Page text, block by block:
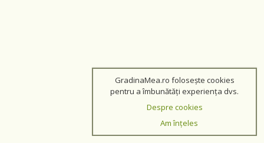
GradinaMea.ro folosește cookies
pentru a îmbunătăți experiența dvs.
Despre cookies
Am înțeles